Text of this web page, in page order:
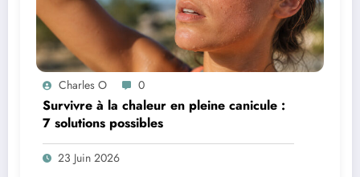
Charles O 0
Survivre à la chaleur en pleine canicule :
7 solutions possibles
23 Juin 2026